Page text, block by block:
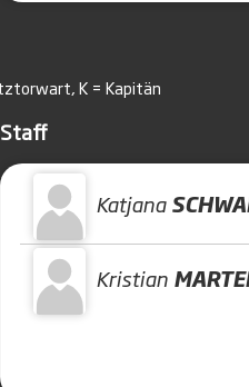
K = Kapitän
Staff
Katjana
Kristian